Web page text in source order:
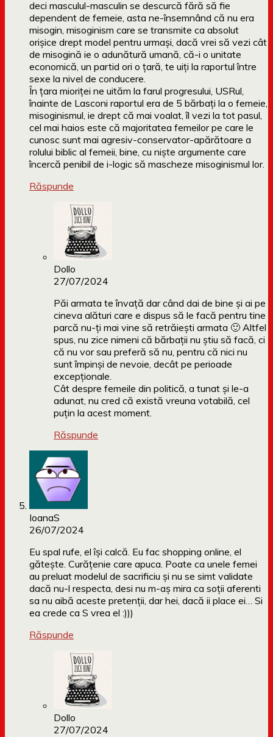
deci masculul-masculin se descurcă fără să fie
dependent de femeie, asta ne-însemnând că nu era
misogin, misoginism care se transmite ca absolut
orișice drept model pentru urmași, dacă vrei să vezi cât
de misogină ie o adunătură umană, că-i o unitate
economică, un partid ori o țară, te uiți la raportul între
sexe la nivel de conducere.
În țara mioriței ne uităm la farul progresului, USRul,
înainte de Lasconi raportul era de 5 bărbați la o femeie,
misoginismul, ie drept că mai voalat, îl vezi la tot pasul,
cel mai haios este că majoritatea femeilor pe care le
cunosc sunt mai agresiv-conservator-apărătoare a
rolului biblic al femeii, bine, cu niște argumente care
încercă penibil de i-logic să mascheze misoginismul lor.
Răspunde
Dollo
27/07/2024
Păi armata te învață dar când dai de bine și ai pe
cineva alături care e dispus să le facă pentru tine
parcă nu-ți mai vine să retrăiești armata 🙂 Altfel
spus, nu zice nimeni că bărbații nu știu să facă, ci
că nu vor sau preferă să nu, pentru că nici nu
sunt împinși de nevoie, decât pe perioade
excepționale.
Cât despre femeile din politică, a tunat și le-a
adunat, nu cred că există vreuna votabilă, cel
puțin la acest moment.
Răspunde
IoanaS
26/07/2024
Eu spal rufe, el își calcă. Eu fac shopping online, el
gătește. Curățenie care apuca. Poate ca unele femei
au preluat modelul de sacrificiu și nu se simt validate
dacă nu-l respecta, desi nu m-aș mira ca soții aferenti
sa nu aibă aceste pretenții, dar hei, dacă ii place ei… Si
ea crede ca S vrea el :)))
Răspunde
Dollo
27/07/2024